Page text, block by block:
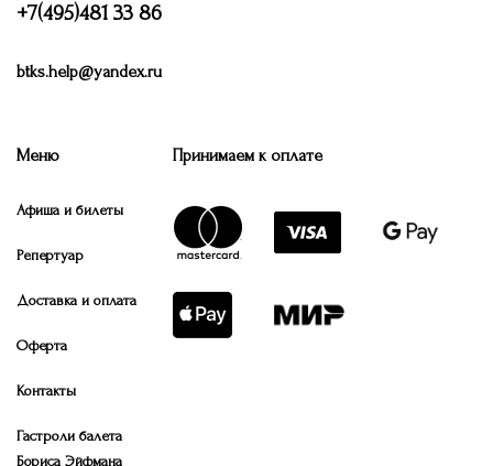
Принимаем к оплате
Меню
Афиша и билеты
Репертуар
Доставка и оплата
Оферта
Контакты
Гастроли балета
Бориса Эйфмана
+7(495)481 33 86
btks.help@yandex.ru